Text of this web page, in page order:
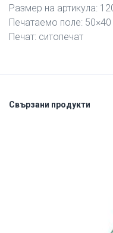
Размер на артикула:
Печатаемо поле:
Печат: ситопечат
Свързани продукти